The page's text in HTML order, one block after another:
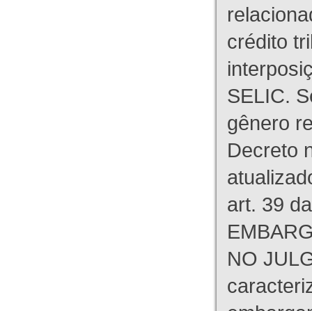
crédito
SELIC.
gênero
Decreto
art. 39
NO